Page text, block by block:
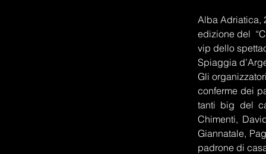
Alba Adriatica,
edizione del
vip dello
Spiaggia
Gli
conferme dei
tanti big del
Chimenti,
Giannatale,
padrone di